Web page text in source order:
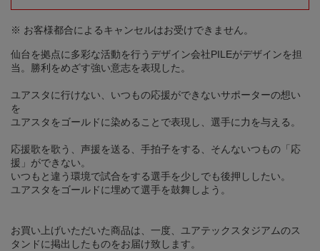
※ お客様都合によるキャンセルはお受けできません。
仙台を拠点に多彩な活動を行うデザイン会社PILEがデザインを担
当。勝利をめざす強い意志を表現した。
ユアスタに行けない、いつもの応援ができないサポーターの想い
を
ユアスタをゴールドに染めることで表現し、選手に力を与える。
応援歌を歌う、声援を送る、手拍子をする、そんないつもの「応
援」ができない。
いつもと違う環境で試合をする選手を少しでも後押ししたい。
ユアスタをゴールドに埋めて選手を鼓舞しよう。
お買い上げいただいた商品は、一度、ユアテックスタジアムのス
タンドに掲出したものをお届け致します。